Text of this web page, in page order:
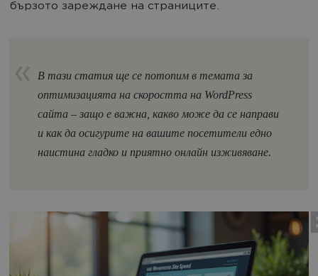
бързото зареждане на страниците.
В тази статия ще се потопим в темата за
оптимизацията на скоростта на WordPress
сайта – защо е важна, какво може да се направи
и как да осигурите на вашите посетители едно
наистина гладко и приятно онлайн изживяване.